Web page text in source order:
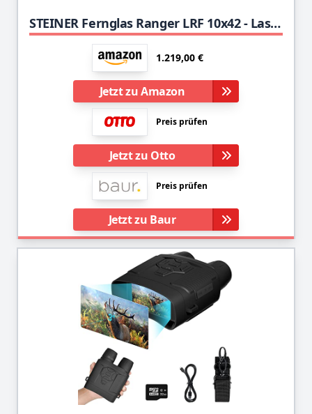
STEINER Fernglas Ranger LRF 10x42 - Laser-Entfernungsmesser bis 1.800m, Scan-Modus, Deutsche Qualitätsoptik, für die bestmögliche Übersicht in jeder Situation
1.219,00 €
Jetzt zu Amazon
Preis prüfen
Jetzt zu Otto
Preis prüfen
Jetzt zu Baur